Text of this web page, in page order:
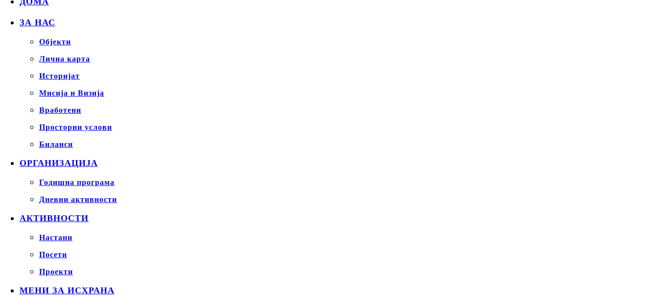
ЗА НАС
Објекти
Лична карта
Историјат
Мисија и Визија
Вработени
Просторни услови
Биланси
ОРГАНИЗАЦИЈА
Годишна програма
Дневни активности
АКТИВНОСТИ
Настани
Посети
Проекти
МЕНИ ЗА ИСХРАНА